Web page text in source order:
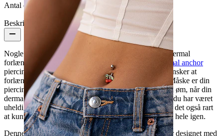
Antal enheder:
Beskrivelse
Nogle gange kan det være en stor fordel at bruge en dermal
forlænger, eller extension som den hedder, til din
dermal anchor
piercing. Der kan være forskellige årsager til at man ønsker at
forlænge afstanden mellem dermaltoppen og huden. Måske er din
piercing ny og stadig lidt hævet og bliver derfor ekstra øm, når din
dermaltop presser ind mod huden. Det kan også være du har været
uheldig at få betændelse i dindermal piercingog så er det også rart
at kunne give sin piercing lidt ekstra luft og plads til at hele igen.
Denne dermal forlænger er lavet af kirurgisk stål og er designet med